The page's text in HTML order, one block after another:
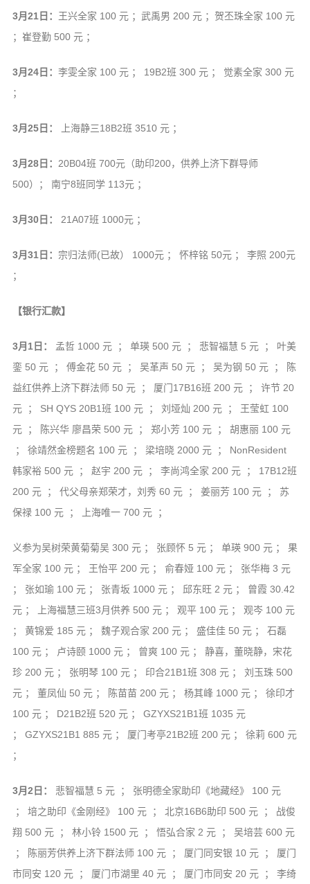
活动记录
西园风光
3月21日： 王兴全家 100 元 ；武禹男 200 元 ；贺丕珠全家 100 元
；崔登勤 500 元 ；
3月24日： 李雯全家 100 元 ； 19B2班 300 元 ； 觉素全家 300 元
；
3月25日： 上海静三18B2班 3510 元 ；
3月28日： 20B04班 700元（助印200，供养上济下群导师
500）； 南宁8班同学 113元 ；
3月30日： 21A07班 1000元 ；
3月31日： 宗归法师(已故） 1000元 ； 怀梓铭 50元 ； 李照 200元
；
【银行汇款】
3月1日：
孟哲 1000 元 ； 单瑛 500 元 ； 悲智福慧 5 元 ； 叶美
銮 50 元 ； 傅金花 50 元 ； 吴革声 50 元 ； 吴为钢 50 元 ； 陈
益红供养上济下群法师 50 元 ； 厦门17B16班 200 元 ； 许节 20
元 ； SH QYS 20B1班 100 元 ； 刘垭灿 200 元 ； 王莹虹 100
元 ； 陈兴华 廖昌荣 500 元 ； 郑小芳 100 元 ； 胡惠丽 100 元
； 徐靖然金榜题名 100 元 ； 梁培晓 2000 元 ； NonResident
韩家裕 500 元 ； 赵宇 200 元 ； 李尚鸿全家 200 元 ； 17B12班
200 元 ； 代父母亲郑荣才，刘秀 60 元 ； 姜丽芳 100 元 ； 苏
保禄 100 元 ； 上海唯一 700 元 ；
义参为吴树荣黄菊菊吴 300 元 ； 张顾怀 5 元 ； 单瑛 900 元 ； 果
军全家 100 元 ； 王怡平 200 元 ； 俞春娅 100 元 ； 张华梅 3 元
； 张如瑜 100 元 ； 张青坂 1000 元 ； 邱东旺 2 元 ； 曾霞 30.42
元 ； 上海福慧三班3月供养 500 元 ； 观平 100 元 ； 观岑 100 元
； 黄锦爱 185 元 ； 魏子观合家 200 元 ； 盛佳佳 50 元 ； 石磊
100 元 ； 卢诗颐 1000 元 ； 曾爽 100 元 ； 静喜，董晓静，宋花
珍 200 元 ； 张明琴 100 元 ； 印合21B1班 308 元 ； 刘玉珠 500
元 ； 董凤仙 50 元 ； 陈苗苗 200 元 ； 杨其峰 1000 元 ； 徐印才
100 元 ； D21B2班 520 元 ； GZYXS21B1班 1035 元
； GZYXS21B1 885 元 ； 厦门考亭21B2班 200 元 ； 徐莉 600 元
；
3月2日：
悲智福慧 5 元 ； 张明德全家助印《地藏经》 100 元
； 培之助印《金刚经》 100 元 ； 北京16B6助印 500 元 ； 战俊
翔 500 元 ； 林小铃 1500 元 ； 悟弘合家 2 元 ； 吴培芸 600 元
； 陈丽芳供养上济下群法师 100 元 ； 厦门同安银 10 元 ； 厦门
市同安 120 元 ； 厦门市湖里 40 元 ； 厦门市同安 20 元 ； 李绮